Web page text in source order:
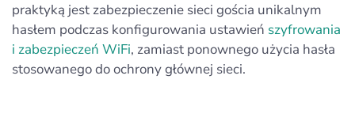
praktyką jest zabezpieczenie sieci gościa unikalnym
hasłem podczas konfigurowania ustawień szyfrowania
i zabezpieczeń WiFi, zamiast ponownego użycia hasła
stosowanego do ochrony głównej sieci.